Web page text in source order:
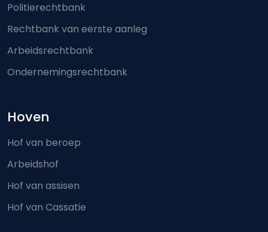
Politierechtbank
Rechtbank van eerste aanleg
Arbeidsrechtbank
Ondernemingsrechtbank
Hoven
Hof van beroep
Arbeidshof
Hof van assisen
Hof van Cassatie